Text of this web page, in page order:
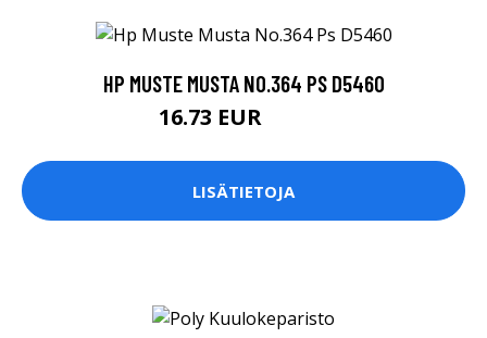
HP MUSTE MUSTA NO.364 PS D5460
16.73 EUR
LISÄTIETOJA